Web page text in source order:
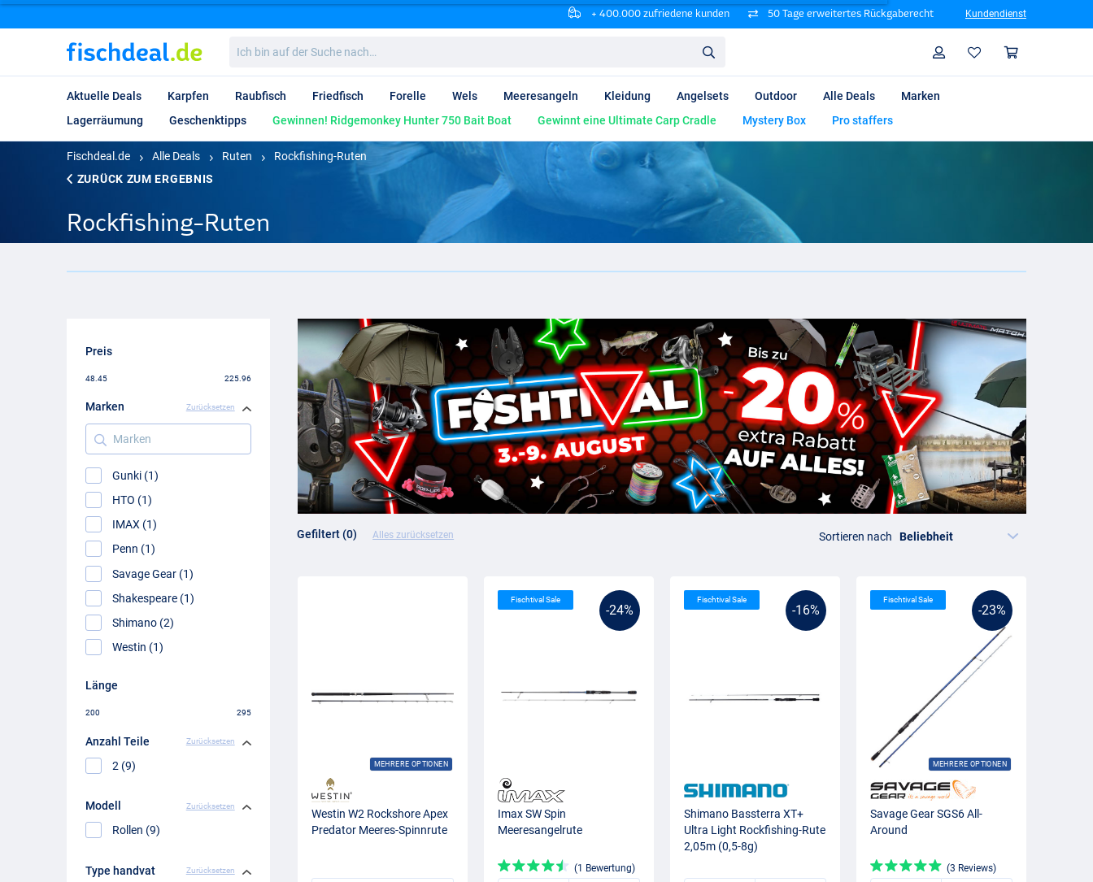
+ 400.000 zufriedene kunden 50 Tage erweitertes Rückgaberecht Kundendienst
bin
auf
Suche
nach…
Profil
Aktuelle Deals Karpfen Raubfisch Friedfisch Forelle Wels Meeresangeln Kleidung Angelsets Outdoor Alle Deals
Marken
Lagerräumung
Geschenktipps Gewinnen! Ridgemonkey Hunter 750 Bait Boat Gewinnt eine Ultimate Carp Cradle Mystery Box Pro staffers
Fischdeal.de Alle Deals Ruten
Rockfishing-Ruten
ZURÜCK ZUM ERGEBNIS
Rockfishing-Ruten
Preis
48.45 225.96
Marken Zurücksetzen
Marken
Gunki (1)
HTO (1)
IMAX (1)
Penn (1)
Savage Gear (1)
Shakespeare (1)
Shimano (2)
Westin (1)
Länge
200 295
Anzahl Teile Zurücksetzen
2 (9)
Modell Zurücksetzen
Rollen (9)
Type handvat Zurücksetzen
Gefiltert (0) Alles zurücksetzen Sortieren nach
MEHRERE OPTIONEN
Westin W2 Rockshore Apex
Predator Meeres-Spinnrute
-24%
Fischtival Sale
Imax SW Spin
Meeresangelrute
(1 Bewertung)
-16%
Fischtival Sale
Shimano Bassterra XT+
Ultra Light Rockfishing-Rute
2,05m (0,5-8g)
-23%
MEHRERE OPTIONEN
Fischtival Sale
Savage Gear SGS6 All-
Around
(3 Reviews)